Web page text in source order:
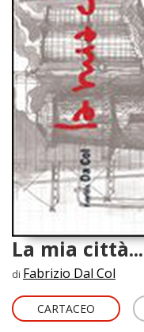
La mia città...
di Fabrizio Dal Col
CARTACEO